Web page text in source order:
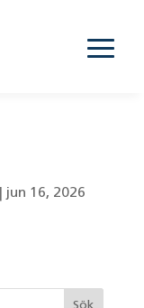
jun 16, 2026